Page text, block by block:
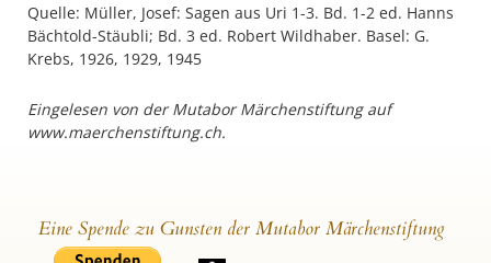
Quelle: Müller, Josef: Sagen aus Uri 1-3. Bd. 1-2 ed. Hanns
Bächtold-Stäubli; Bd. 3 ed. Robert Wildhaber. Basel: G.
Krebs, 1926, 1929, 1945
Eingelesen von der Mutabor Märchenstiftung auf
www.maerchenstiftung.ch.
Eine Spende zu Gunsten der Mutabor Märchenstiftung